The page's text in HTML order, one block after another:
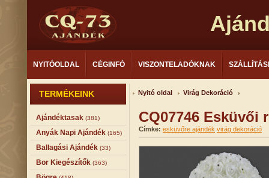
NYITÓOLDAL CÉGINFÓ VISZONTELADÓKNAK
TERMÉKEINK
Ajándéktasak (381)
Anyák Napi Ajándék (165)
Ballagási Ajándék (33)
Bor Kiegészítők (363)
Nyitó oldal Virág Dekoráció
CQ07746 Esküvői
Címke: esküvőre ajándék virág dekoráció